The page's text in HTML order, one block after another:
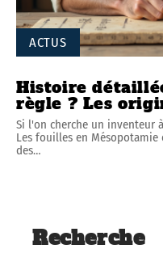
ACTUS
Histoire
règle ? Les
Si l'on cherche un inventeur
Les fouilles en
des…
Recherche